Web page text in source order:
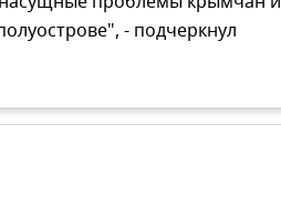
- подчеркнул